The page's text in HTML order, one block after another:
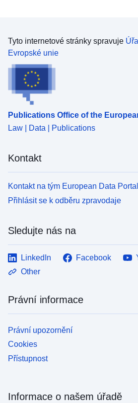
Tyto internetové stránky spravuje
Evropské unie
Publications Office of the
Law | Data | Publications
Kontakt
Kontakt na tým European Data Portal
Přihlásit se k odběru zpravodaje
Sledujte nás na
LinkedIn Facebook
Other
Právní informace
Právní upozornění
Cookies
Přístupnost
Informace o našem úřadě